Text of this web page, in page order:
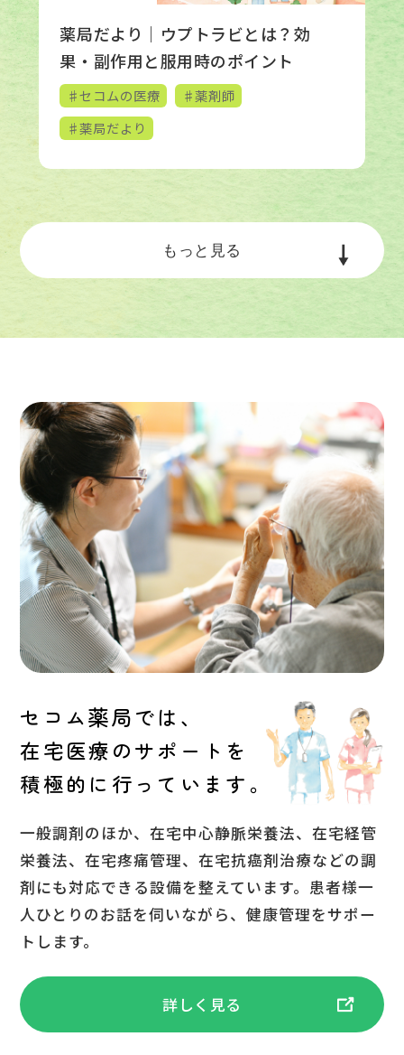
薬局だより｜ウプトラビとは？効
果・副作用と服用時のポイント
♯セコムの医療
♯薬剤師
♯薬局だより
もっと見る
セコム薬局では、
在宅医療のサポートを
積極的に行っています。
一般調剤のほか、在宅中心静脈栄養法、在宅経管
栄養法、在宅疼痛管理、在宅抗癌剤治療などの調
剤にも対応できる設備を整えています。患者様一
人ひとりのお話を伺いながら、健康管理をサポー
トします。
詳しく見る